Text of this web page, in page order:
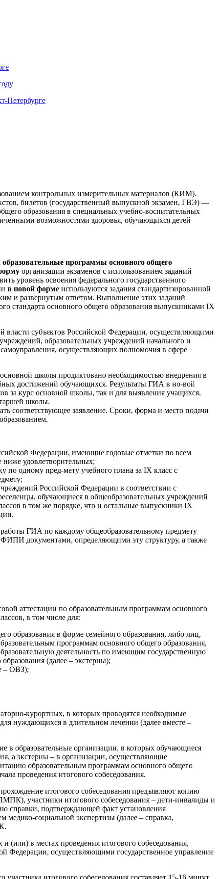
Петербурге
контрольных измерительных материалов (КИМ).
билетов (государственный выпускной экзамен, ГВЭ) —
образования в специальных учебно-воспитательных
возможностями здоровья, обучающихся детей
программы основного общего
организации экзаменов с использованием заданий
уровень освоения федерального государственного
в новой форме используются задания стандартизированной
и развернутым ответом. Выполнение этих заданий
стандарта основного общего образования выпускниками IX
власти субъектов Российской Федерации, осуществляющими
образовательных учреждений начального и
осуществляющих полномочия в сфере
школы продиктовано необходимостью внедрения в
достижений обучающихся. Результаты ГИА в но-вой
за курс основной школы, так и для выявления учащихся,
школы.
соответствующее заявление. Сроки, форма и место подачи
Федерации, имеющие годовые отметки по всем
ниже удовлетворительных;
одному пред-мету учебного плана за IX класс с
Российской Федерации в соответствии с
обучающиеся в общеобразовательных учреждений
в том же порядке, что и остальные выпускники IX
ГИА по каждому общеобразовательному предмету
документами, определяющими эту структуру, а также
аттестации по образовательным программам основного
в том числе для:
образования в форме семейного образования, либо лиц,
программам основного общего образования,
деятельность по имеющим государственную
(далее – экстерны);
– ОВЗ);
курортных, в которых проводятся необходимые
нуждающихся в длительном лечении (далее вместе –
в образовательные организации, в которых обучающиеся
а экстерны – в организации, осуществляющие
образовательным программам основного общего
проведения итогового собеседования.
итогового собеседования предъявляют копию
участники итогового собеседования – дети-инвалиды и
справки, подтверждающей факт установления
социальной экспертизы (далее – справка,
(или) в местах проведения итогового собеседования,
Федерации, осуществляющими государственное управление